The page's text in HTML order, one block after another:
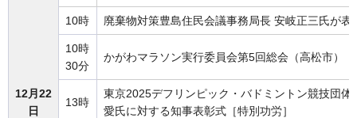
12月22
日
10時 廃棄物対策豊島住民会議事務局長 安岐正三氏が表
10時
30分
かがわマラソン実行委員会第5回総会（高松市）
13時
東京2025デフリンピック・バドミントン競技団
愛氏に対する知事表彰式［特別功労］